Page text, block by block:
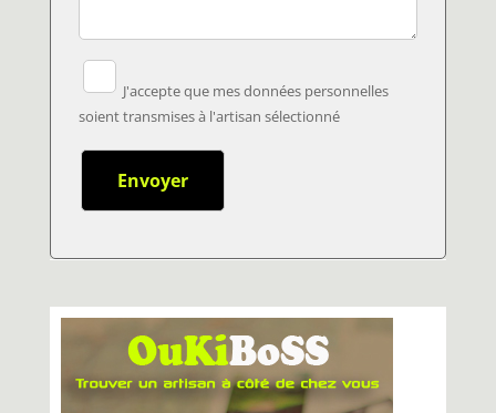
J'accepte que mes données personnelles
soient transmises à l'artisan sélectionné